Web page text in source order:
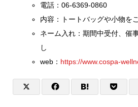
電話：06-6369-0860
内容：トートバッグや小物を
ネーム入れ：期間中受付、催
し
web： https://www.cospa-